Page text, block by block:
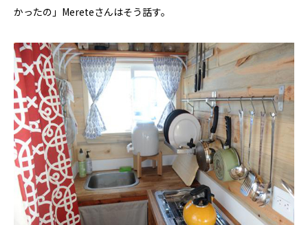
かったの」Mereteさんはそう話す。